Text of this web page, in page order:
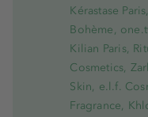
Kérastase
Bohème,
Kilian Paris,
Cosmetics,
Skin, e.l.f.
Fragrance,